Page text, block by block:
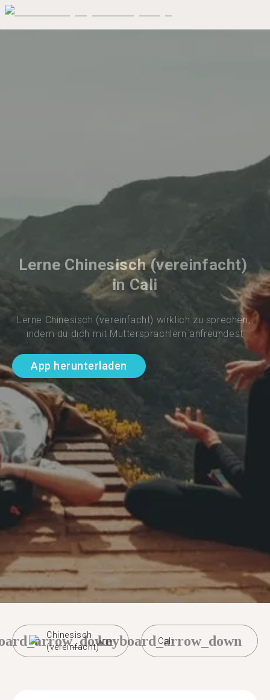
Lerne Chinesisch (vereinfacht)
in Cali
Lerne Chinesisch (vereinfacht) wirklich zu sprechen,
indem du dich mit Muttersprachlern anfreundest
App herunterladen
Chinesisch
(vereinfacht)
Cali
keyboard_arrow_down